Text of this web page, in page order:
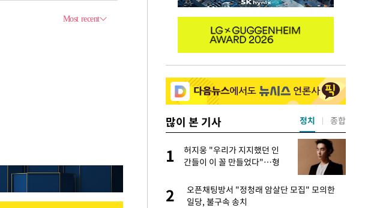
많이 본 기사
벌 원해"
아이유, 장기하 '별일 없이 산다' 선곡…쿨한
일상 공개
1
허지웅 "우리가 지지했던 인
간들이 이 꼴 만들었다"…형
2
오픈채팅방서 "정청래 암살단 모집" 모의한
일당, 불구속 송치
정치 종합